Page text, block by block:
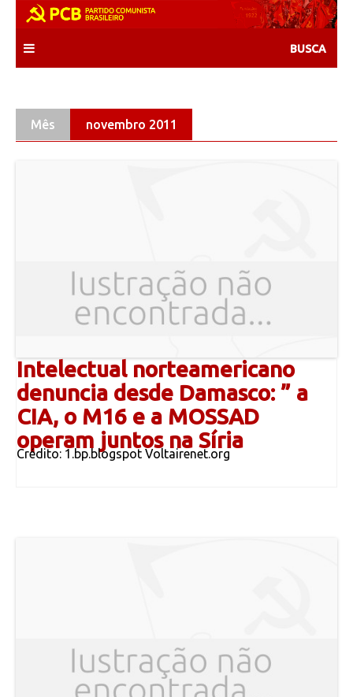
content
Mês novembro 2011
Intelectual norteamericano
denuncia desde Damasco: ” a
CIA, o M16 e a MOSSAD
operam juntos na Síria
Crédito: 1.bp.blogspot Voltairenet.org